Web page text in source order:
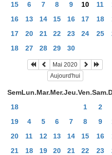
15
6 7 8 9 10 11
16
13 14 15 16 17 18
17
20 21 22 23 24 25
18
27 28 29 30
Mai 2020
Aujourd'hui
SemLun.Mar.Mer.Jeu.Ven.Sam.
18
1 2
19
4 5 6 7 8 9
20
11 12 13 14 15 16
21
18 19 20 21 22 23